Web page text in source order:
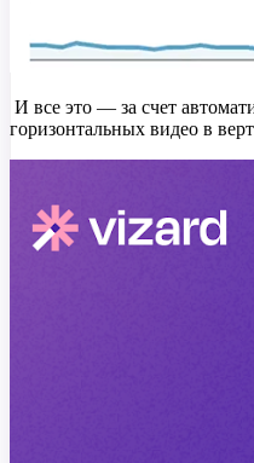
И все это — за счет
горизонтальных видео в